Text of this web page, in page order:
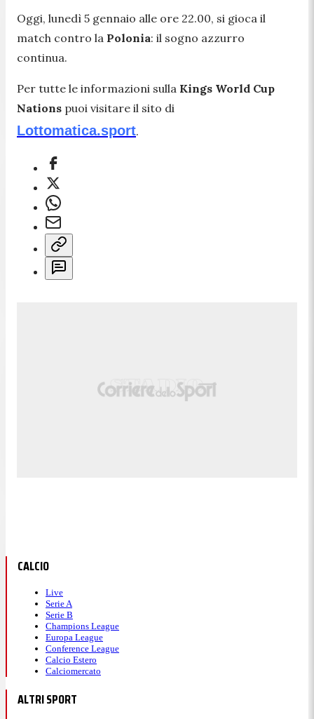
Oggi, lunedì 5 gennaio alle ore 22.00, si gioca il
match contro la Polonia: il sogno azzurro
continua.
Per tutte le informazioni sulla Kings World Cup
Nations puoi visitare il sito di
Lottomatica.sport.
CALCIO
Live
Serie A
Serie B
Champions League
Europa League
Conference League
Calcio Estero
Calciomercato
ALTRI SPORT